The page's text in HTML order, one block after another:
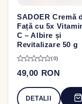
SADOER Cremă
Față cu 5x
C – Albire și
Revitalizare 50 g
(0)
49,00 RON
DETALII